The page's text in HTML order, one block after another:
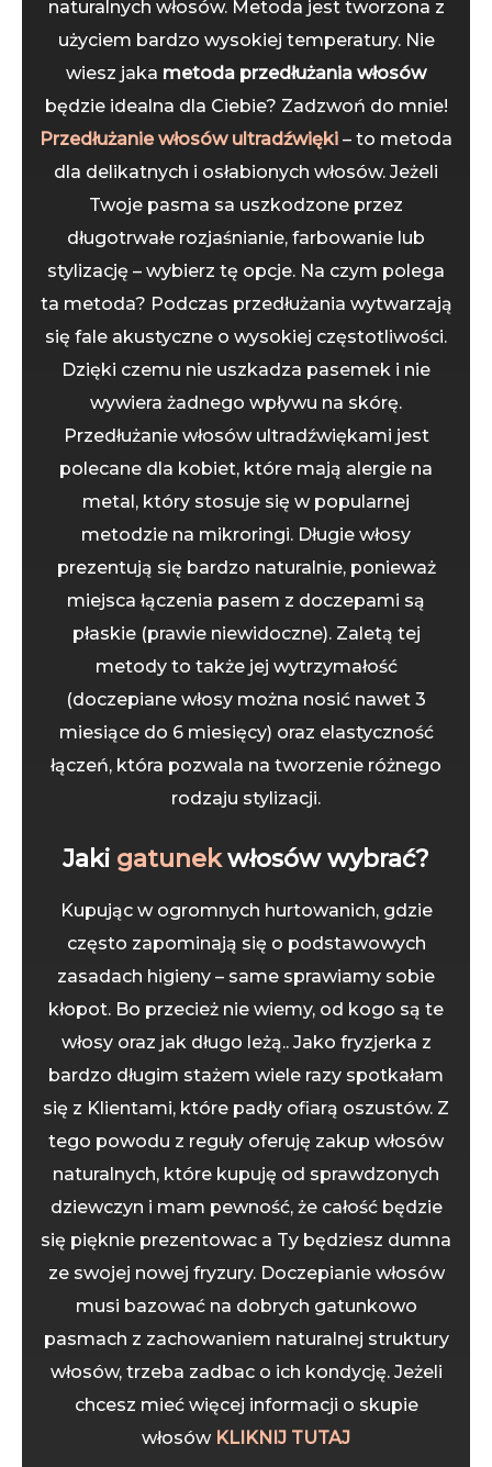
naturalnych włosów. Metoda jest tworzona z
użyciem bardzo wysokiej temperatury. Nie
wiesz jaka metoda przedłużania włosów
będzie idealna dla Ciebie? Zadzwoń do mnie!
Przedłużanie włosów ultradźwięki – to metoda
dla delikatnych i osłabionych włosów. Jeżeli
Twoje pasma sa uszkodzone przez
długotrwałe rozjaśnianie, farbowanie lub
stylizację – wybierz tę opcje. Na czym polega
ta metoda? Podczas przedłużania wytwarzają
się fale akustyczne o wysokiej częstotliwości.
Dzięki czemu nie uszkadza pasemek i nie
wywiera żadnego wpływu na skórę.
Przedłużanie włosów ultradźwiękami jest
polecane dla kobiet, które mają alergie na
metal, który stosuje się w popularnej
metodzie na mikroringi. Długie włosy
prezentują się bardzo naturalnie, ponieważ
miejsca łączenia pasem z doczepami są
płaskie (prawie niewidoczne). Zaletą tej
metody to także jej wytrzymałość
(doczepiane włosy można nosić nawet 3
miesiące do 6 miesięcy) oraz elastyczność
łączeń, która pozwala na tworzenie różnego
rodzaju stylizacji.
Jaki gatunekwłosów wybrać?
Kupując w ogromnych hurtowanich, gdzie
często zapominają się o podstawowych
zasadach higieny – same sprawiamy sobie
kłopot. Bo przecież nie wiemy, od kogo są te
włosy oraz jak długo leżą.. Jako fryzjerka z
bardzo długim stażem wiele razy spotkałam
się z Klientami, które padły ofiarą oszustów. Z
tego powodu z reguły oferuję zakup włosów
naturalnych, które kupuję od sprawdzonych
dziewczyn i mam pewność, że całość będzie
się pięknie prezentowac a Ty będziesz dumna
ze swojej nowej fryzury. Doczepianie włosów
musi bazować na dobrych gatunkowo
pasmach z zachowaniem naturalnej struktury
włosów, trzeba zadbac o ich kondycję. Jeżeli
chcesz mieć więcej informacji o skupie
włosów KLIKNIJ TUTAJ